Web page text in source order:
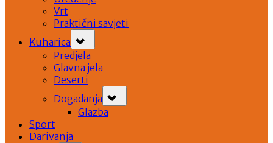
Vrt
Praktični savjeti
Kuharica
sub-
menu
Predjela
Glavna jela
Deserti
Događanja
sub-
menu
Glazba
Sport
Darivanja